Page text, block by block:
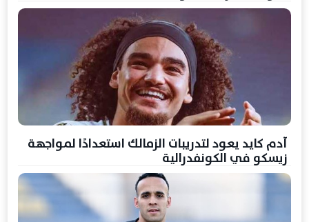
آدم كايد يعود لتدريبات الزمالك استعدادًا لمواجهة
زيسكو في الكونفدرالية